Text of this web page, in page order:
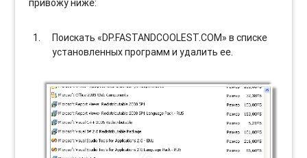
привожу ниже:
Поискать «DP.FASTANDCOOLEST.COM» в списке
установленных программ и удалить ее.